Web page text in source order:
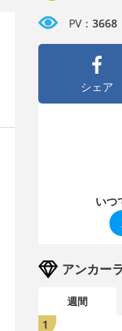
PV： 3668
シェア
いつ
アンカー
週間
1